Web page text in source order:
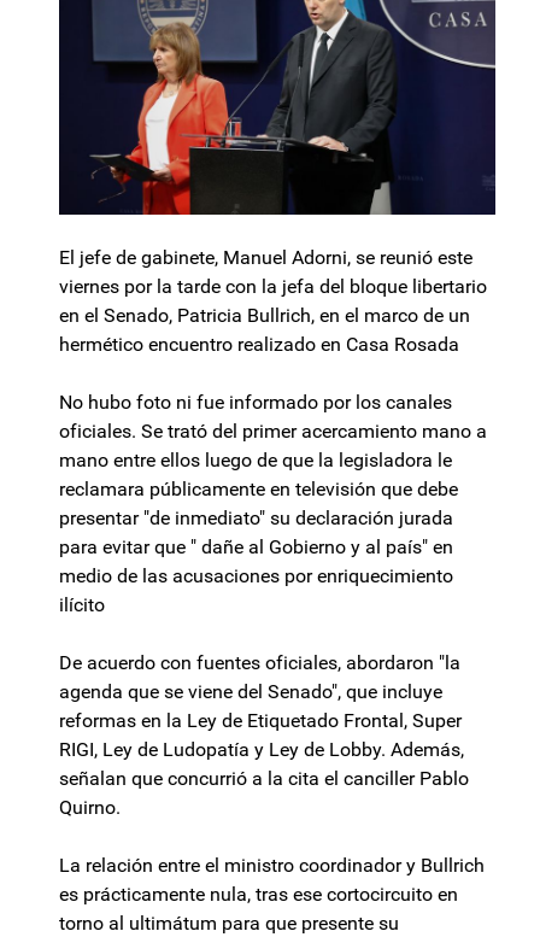
El jefe de gabinete, Manuel Adorni, se reunió este
viernes por la tarde con la jefa del bloque libertario
en el Senado, Patricia Bullrich, en el marco de un
hermético encuentro realizado en Casa Rosada
No hubo foto ni fue informado por los canales
oficiales. Se trató del primer acercamiento mano a
mano entre ellos luego de que la legisladora le
reclamara públicamente en televisión que debe
presentar "de inmediato" su declaración jurada
para evitar que " dañe al Gobierno y al país" en
medio de las acusaciones por enriquecimiento
ilícito
De acuerdo con fuentes oficiales, abordaron "la
agenda que se viene del Senado", que incluye
reformas en la Ley de Etiquetado Frontal, Super
RIGI, Ley de Ludopatía y Ley de Lobby. Además,
señalan que concurrió a la cita el canciller Pablo
Quirno.
La relación entre el ministro coordinador y Bullrich
es prácticamente nula, tras ese cortocircuito en
torno al ultimátum para que presente su